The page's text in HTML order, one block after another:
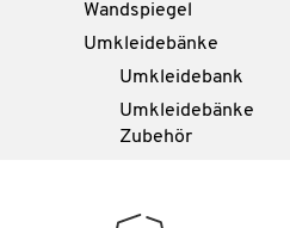
Wandspiegel
Umkleidebänke
Umkleidebank
Umkleidebänke
Zubehör